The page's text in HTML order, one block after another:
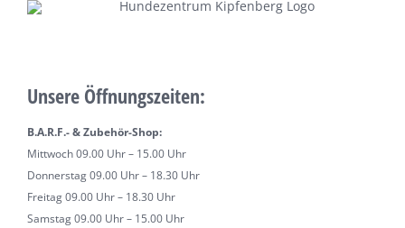
Unsere Öffnungszeiten:
B.A.R.F.- & Zubehör-Shop:
Mittwoch 09.00 Uhr – 15.00 Uhr
Donnerstag 09.00 Uhr – 18.30 Uhr
Freitag 09.00 Uhr – 18.30 Uhr
Samstag 09.00 Uhr – 15.00 Uhr